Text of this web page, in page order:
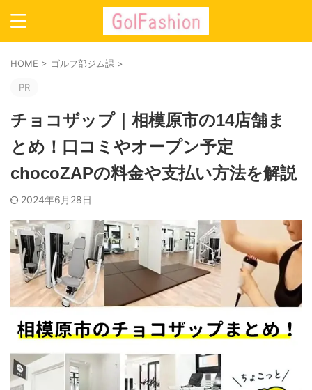
HOME > ゴルフ部ジム課 >
PR
チョコザップ｜相模原市の14店舗ま
とめ！口コミやオープン予定
chocoZAPの料金や支払い方法を解説
2024年6月28日